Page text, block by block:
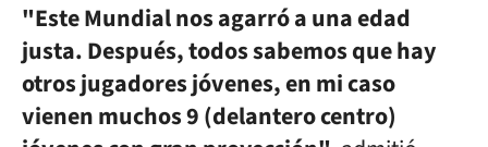
"Este Mundial nos agarró a una edad
justa. Después, todos sabemos que hay
otros jugadores jóvenes, en mi caso
vienen muchos 9 (delanterocentro)